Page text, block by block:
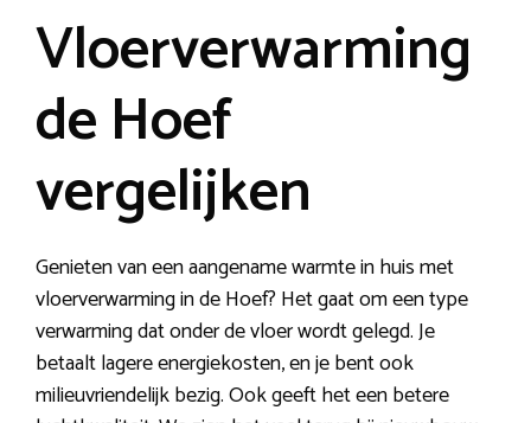
Vloerverwarming
de Hoef
vergelijken
Genieten van een aangename warmte in huis met
vloerverwarming in de Hoef? Het gaat om een type
verwarming dat onder de vloer wordt gelegd. Je
betaalt lagere energiekosten, en je bent ook
milieuvriendelijk bezig. Ook geeft het een betere